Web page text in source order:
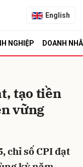
English
NGHIỆP DOANH
tạo tiền
vững
chỉ số CPI đạt